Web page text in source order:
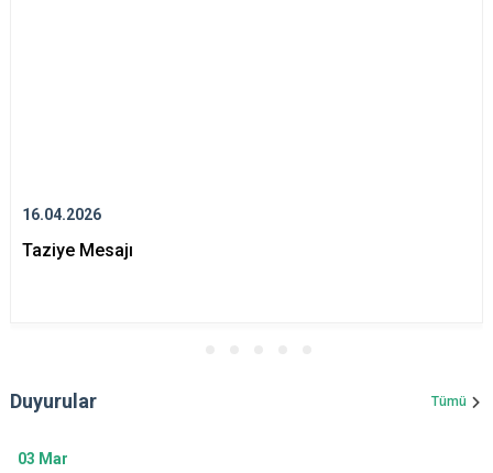
16.04.2026
Taziye Mesajı
Duyurular Tümü
03 Mar